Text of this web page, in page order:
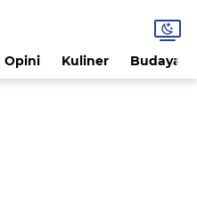
Opini Kuliner Budaya